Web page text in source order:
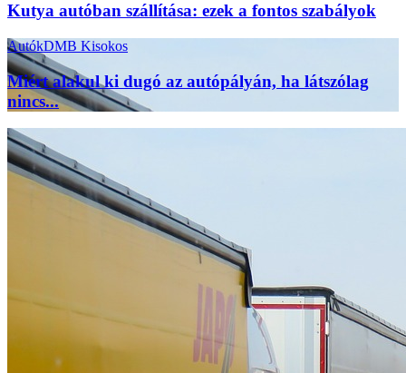
Kutya autóban szállítása: ezek a fontos szabályok
AutókDMB Kisokos
Miért alakul ki dugó az autópályán, ha látszólag
nincs...